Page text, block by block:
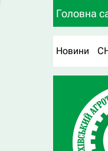
Головна
Новини